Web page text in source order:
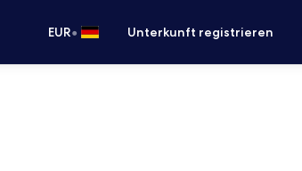
EUR• Unterkunft registrieren